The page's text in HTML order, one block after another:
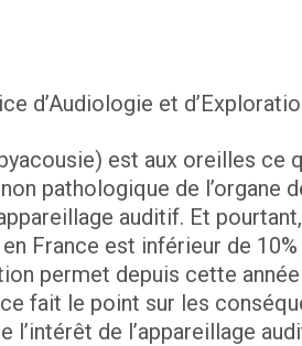
d’Audiologie et
est aux oreilles ce
pathologique de l’organe
auditif. Et
France est inférieur de
permet depuis cette
fait le point sur les
l’intérêt de l’appareillage